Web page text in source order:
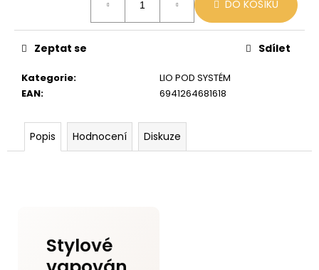
DO KOŠÍKU
Kategorie:
LIO POD SYSTÉM
EAN: 6941264681618
Zeptat se Sdílet
Popis Hodnocení Diskuze
Stylové
169
Kč